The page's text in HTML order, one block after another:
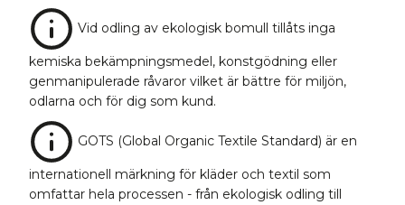
Vid odling av ekologisk bomull tillåts inga
kemiska bekämpningsmedel, konstgödning eller
genmanipulerade råvaror vilket är bättre för miljön,
odlarna och för dig som kund.
GOTS (Global Organic Textile Standard) är en
internationell märkning för kläder och textil som
omfattar hela processen - från ekologisk odling till